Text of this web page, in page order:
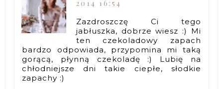
2014 16:54
Zazdroszczę Ci tego
jabłuszka, dobrze wiesz :) Mi
ten czekoladowy zapach
bardzo odpowiada, przypomina mi taką
gorącą, płynną czekoladę :) Lubię na
chłodniejsze dni takie ciepłe, słodkie
zapachy :)